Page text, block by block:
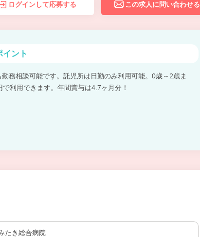
ログインして応募する この求人に問い合わせる
イント
務相談可能です。託児所は日勤のみ利用可能。0歳～2歳ま
利用できます。年間賞与は4.7ヶ月分！
たき総合病院